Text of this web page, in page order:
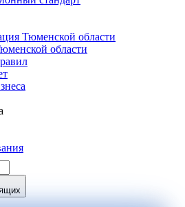
Тюменской области
области